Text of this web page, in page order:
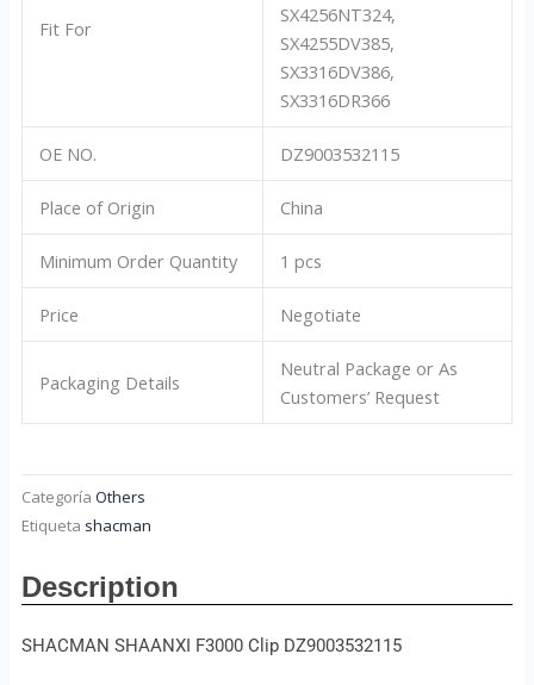
Fit For
SX4256NT324,
SX4255DV385,
SX3316DV386,
SX3316DR366
OE NO. DZ9003532115
Place of Origin China
Minimum Order Quantity 1 pcs
Price Negotiate
Packaging Details
Neutral Package or As
Customers’ Request
Categoría Others
Etiqueta shacman
Description
SHACMAN SHAANXI F3000 Clip DZ9003532115